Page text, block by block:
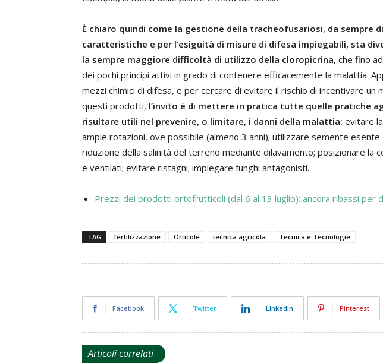
È chiaro quindi come la gestione della tracheofusariosi, da sempre
caratteristiche e per l’esiguità di misure di difesa impiegabili, sta
la sempre maggiore difficoltà di utilizzo della cloropicrina, che fino
dei pochi principi attivi in grado di contenere efficacemente la malattia.
mezzi chimici di difesa, e per cercare di evitare il rischio di incentivare un
questi prodotti, l’invito è di mettere in pratica tutte quelle pratiche
risultare utili nel prevenire, o limitare, i danni della malattia: evitare
ampie rotazioni, ove possibile (almeno 3 anni); utilizzare semente esente
riduzione della salinità del terreno mediante dilavamento; posizionare la
e ventilati; evitare ristagni; impiegare funghi antagonisti.
Prezzi dei prodotti ortofrutticoli (dal 6 al 13 luglio): ancora ribassi per
TAG fertilizzazione Orticole tecnica agricola Tecnica e Tecnologie
Facebook Twitter Linkedin Pinterest
Articoli correlati